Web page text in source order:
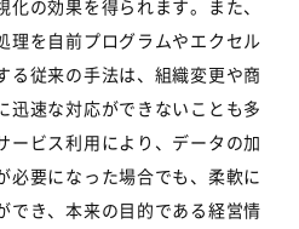
の効果を得られます。また、
理を自前プログラムやエクセル
る従来の手法は、組織変更や商
迅速な対応ができないことも多
ービス利用により、データの加
必要になった場合でも、柔軟に
でき、本来の目的である経営情